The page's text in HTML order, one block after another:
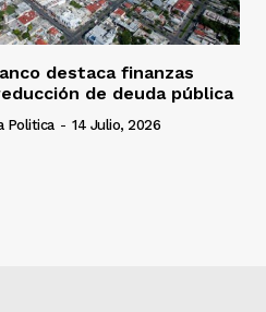
destaca finanzas
de deuda pública
Politica - 14 Julio, 2026